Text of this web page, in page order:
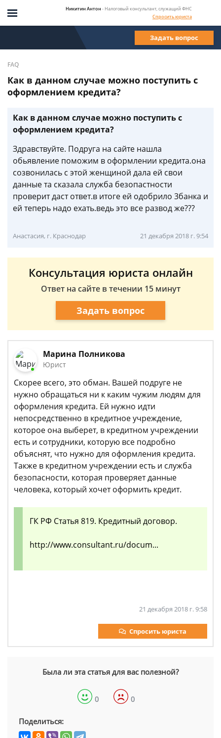
Никитин Антон - Налоговый консультант, служащий ФНС
Спросить юриста
Задать вопрос
FAQ
Как в данном случае можно поступить с
оформлением кредита?
Как в данном случае можно поступить с
оформлением кредита?
Здравствуйте. Подруга на сайте нашла
обьявление поможим в оформлении кредита.она
созвонилась с этой женщиной дала ей свои
данные та сказала служба безопастности
проверит даст ответ.в итоге ей одобрило 3банка и
ей теперь надо ехать.ведь это все развод же???
Анастасия, г. Краснодар 21 декабря 2018 г. 9:54
Консультация юриста онлайн
Ответ на сайте в течении 15 минут
Задать вопрос
Марина Полникова
Юрист
Скорее всего, это обман. Вашей подруге не
нужно обращаться ни к каким чужим людям для
оформления кредита. Ей нужно идти
непосредственно в кредитное учреждение,
которое она выберет, в кредитном учреждении
есть и сотрудники, которую все подробно
объяснят, что нужно для оформления кредита.
Также в кредитном учреждении есть и служба
безопасности, которая проверяет данные
человека, который хочет оформить кредит.
ГК РФ Статья 819. Кредитный договор.
http://www.consultant.ru/docum...
21 декабря 2018 г. 9:58
Спросить юриста
Была ли эта статья для вас полезной?
0 0
Поделиться: